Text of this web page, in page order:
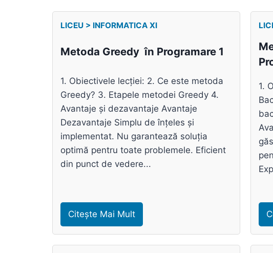
LICEU > INFORMATICA XI
Metoda Greedy în Programare 1
1. Obiectivele lecției: 2. Ce este metoda
Greedy? 3. Etapele metodei Greedy 4.
Avantaje și dezavantaje Avantaje
Dezavantaje Simplu de înțeles și
implementat. Nu garantează soluția
optimă pentru toate problemele. Eficient
din punct de vedere...
Citește Mai Mult
1.